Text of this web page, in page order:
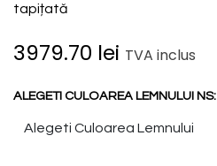
tapițată
3979.70 lei TVA inclus
ALEGETI CULOAREA LEMNULUI NS: